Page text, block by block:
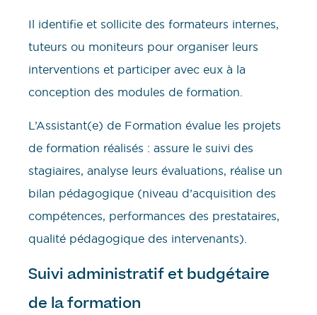
Il identifie et sollicite des formateurs internes,
tuteurs ou moniteurs pour organiser leurs
interventions et participer avec eux à la
conception des modules de formation.
L’Assistant(e) de Formation évalue les projets
de formation réalisés : assure le suivi des
stagiaires, analyse leurs évaluations, réalise un
bilan pédagogique (niveau d’acquisition des
compétences, performances des prestataires,
qualité pédagogique des intervenants).
Suivi administratif et budgétaire
de la formation